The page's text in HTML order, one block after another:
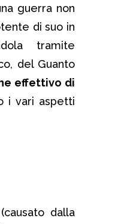
guerra non
di suo in
tramite
del Guanto
effettivo di
i vari aspetti
dalla